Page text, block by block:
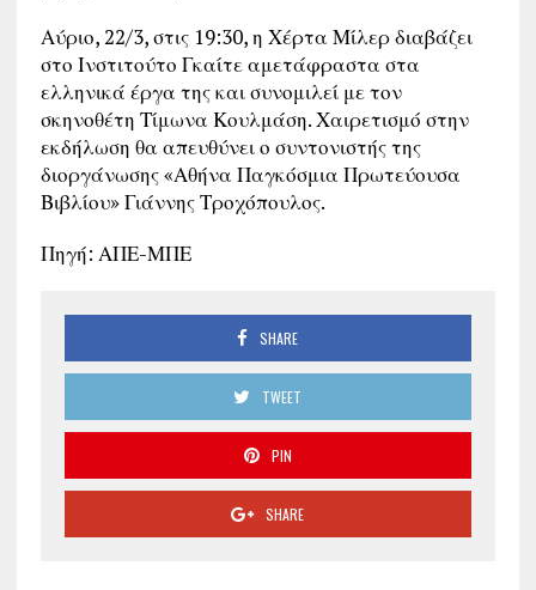
Αύριο, 22/3, στις 19:30, η Χέρτα Μίλερ διαβάζει
στο Ινστιτούτο Γκαίτε αμετάφραστα στα
ελληνικά έργα της και συνομιλεί με τον
σκηνοθέτη Τίμωνα Κουλμάση. Χαιρετισμό στην
εκδήλωση θα απευθύνει ο συντονιστής της
διοργάνωσης «Αθήνα Παγκόσμια Πρωτεύουσα
Βιβλίου» Γιάννης Τροχόπουλος.
Πηγή: ΑΠΕ-ΜΠΕ
SHARE
TWEET
PIN
SHARE